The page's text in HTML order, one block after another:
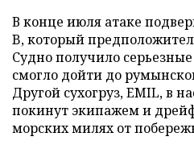
В конце июля атаке
B, который
Судно получило
смогло дойти до
Другой сухогруз, EMIL, в
покинут экипажем и
морских милях от